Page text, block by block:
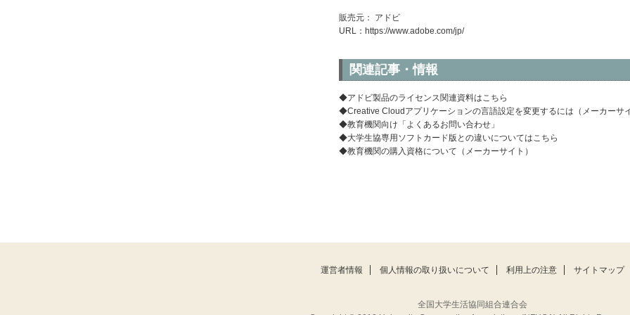
販売元： アドビ
URL： https://www.adobe.com/jp/
関連記事・情報
◆アドビ製品のライセンス関連資料はこちら
◆Creative Cloudアプリケーションの言語設定を変更するには（メーカーサ
◆教育機関向け「よくあるお問い合わせ」
◆大学生協専用ソフトカード版との違いについてはこちら
◆教育機関の購入資格について（メーカーサイト）
運営者情報 個人情報の取り扱いについて 利用上の注意 サイトマップ
全国大学生活協同組合連合会